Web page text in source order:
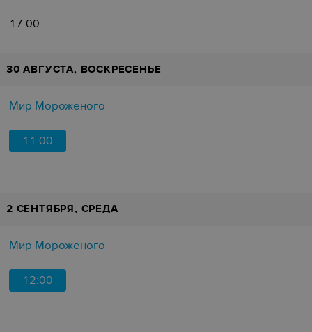
17:00
30 АВГУСТА, ВОСКРЕСЕНЬЕ
Мир Мороженого
11:00
2 СЕНТЯБРЯ, СРЕДА
Мир Мороженого
12:00